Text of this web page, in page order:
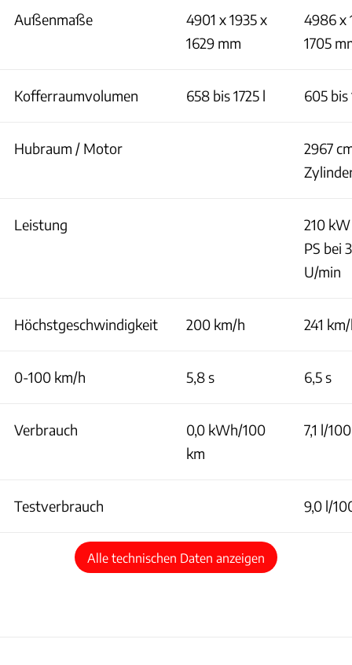
Außenmaße
4901 x 1935 x
1629 mm
4986 x
1705
Kofferraumvolumen 658 bis 1725 l 605 bis
Hubraum / Motor
2967
Leistung
210
PS bei
U/min
Höchstgeschwindigkeit 200 km/h 241
0-100 km/h 5,8 s 6,5 s
Verbrauch
0,0 kWh/100
km
7,1 l/
Testverbrauch 9,0 l/
Alle technischen Daten anzeigen